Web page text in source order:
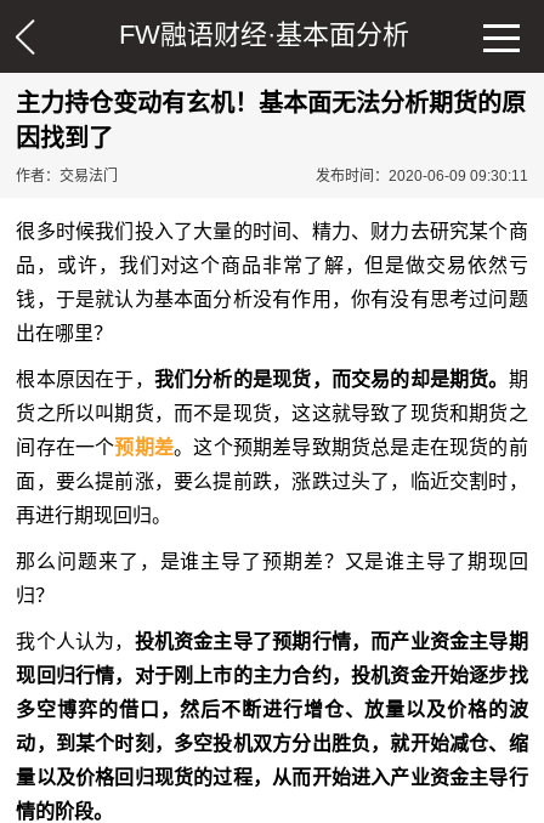
FW融语财经·基本面分析
主力持仓变动有玄机！基本面无法分析期货的原
因找到了
作者：交易法门 发布时间：2020-06-09 09:30:11
很多时候我们投入了大量的时间、精力、财力去研究某个商
品，或许，我们对这个商品非常了解，但是做交易依然亏
钱，于是就认为基本面分析没有作用，你有没有思考过问题
出在哪里？
根本原因在于， 我们分析的是现货，而交易的却是期货。 期
货之所以叫期货，而不是现货，这这就导致了现货和期货之
间存在一个预期差。这个预期差导致期货总是走在现货的前
面，要么提前涨，要么提前跌，涨跌过头了，临近交割时，
再进行期现回归。
那么问题来了，是谁主导了预期差？又是谁主导了期现回
归？
我个人认为， 投机资金主导了预期行情，而产业资金主导期
现回归行情，对于刚上市的主力合约，投机资金开始逐步找
多空博弈的借口，然后不断进行增仓、放量以及价格的波
动，到某个时刻，多空投机双方分出胜负，就开始减仓、缩
量以及价格回归现货的过程，从而开始进入产业资金主导行
情的阶段。